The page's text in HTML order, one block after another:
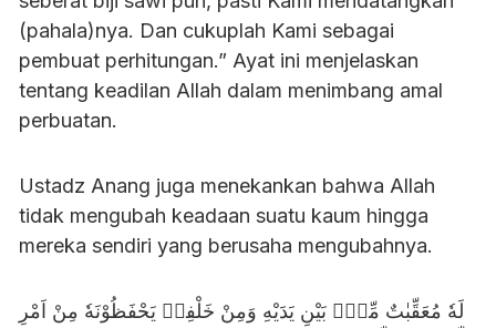
(pahala)nya. Dan cukuplah Kami sebagai
pembuat perhitungan.” Ayat ini menjelaskan
tentang keadilan Allah dalam menimbang amal
perbuatan.
Ustadz Anang juga menekankan bahwa Allah
tidak mengubah keadaan suatu kaum hingga
mereka sendiri yang berusaha mengubahnya.
لَهٗ مُعَقِّبٰتٌ مِّنْۢ بَيْنِ يَدَيْهِ وَمِنْ خَلْفِهٖ يَحْفَظُوْنَهٗ مِنْ اَمْرِ